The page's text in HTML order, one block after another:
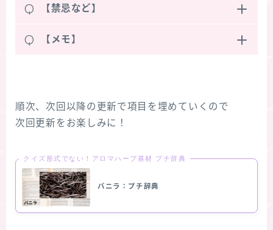
Q 【禁忌など】
Q 【メモ】
順次、次回以降の更新で項目を埋めていくので
次回更新をお楽しみに！
クイズ形式でない！アロマハーブ基材 プチ辞典
バニラ：プチ辞典